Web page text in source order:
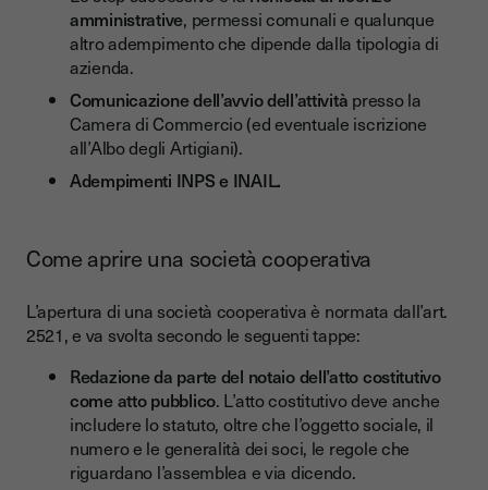
amministrative, permessi comunali e qualunque
altro adempimento che dipende dalla tipologia di
azienda.
Comunicazione dell’avvio dell’attività presso la
Camera di Commercio (ed eventuale iscrizione
all’Albo degli Artigiani).
Adempimenti INPS e INAIL.
Come aprire una società cooperativa
L’apertura di una società cooperativa è normata dall’art.
2521, e va svolta secondo le seguenti tappe:
Redazione da parte del notaio dell’atto costitutivo
come atto pubblico. L’atto costitutivo deve anche
includere lo statuto, oltre che l’oggetto sociale, il
numero e le generalità dei soci, le regole che
riguardano l’assemblea e via dicendo.